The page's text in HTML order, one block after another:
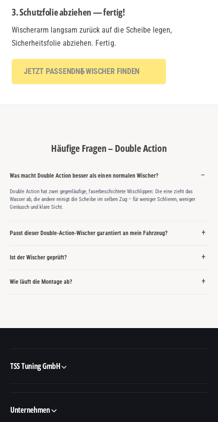
3. Schutzfolie abziehen — fertig!
Wischerarm langsam zurück auf die Scheibe legen,
Sicherheitsfolie abziehen. Fertig.
JETZT PASSENDNE WISCHER FINDEN
Häufige Fragen – Double Action
Was macht Double Action besser als einen normalen Wischer?
Double Action hat zwei gegenläufige, faserbeschichtete Wischlippen: Die eine zieht das
Wasser ab, die andere reinigt die Scheibe im selben Zug – für weniger Schlieren, weniger
Geräusch und klare Sicht.
Passt dieser Double-Action-Wischer garantiert an mein Fahrzeug?
Ist der Wischer geprüft?
Wie läuft die Montage ab?
TSS Tuning GmbH
Unternehmen